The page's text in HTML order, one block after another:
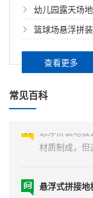
放
幼儿园露天场
篮球场悬浮拼
查看更多
常见百科
滁州幼儿园室
滁州幼儿园室
耐湿、不寄
装人员在施工
的气味。聚丙
塑料桶等用品
缓冲功能...
悬浮拼装地板
材质制成，
地板是制造厂
拼装。塑胶
橡胶颗粒和三